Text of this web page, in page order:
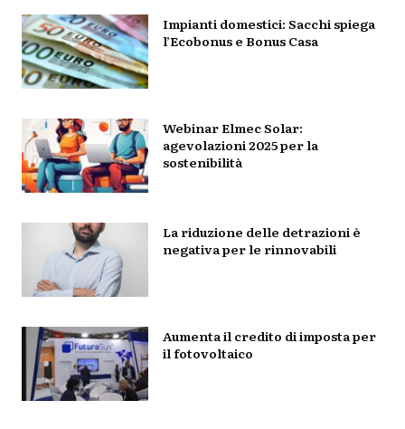
Impianti domestici: Sacchi spiega
l’Ecobonus e Bonus Casa
Webinar Elmec Solar:
agevolazioni 2025 per la
sostenibilità
La riduzione delle detrazioni è
negativa per le rinnovabili
Aumenta il credito di imposta per
il fotovoltaico